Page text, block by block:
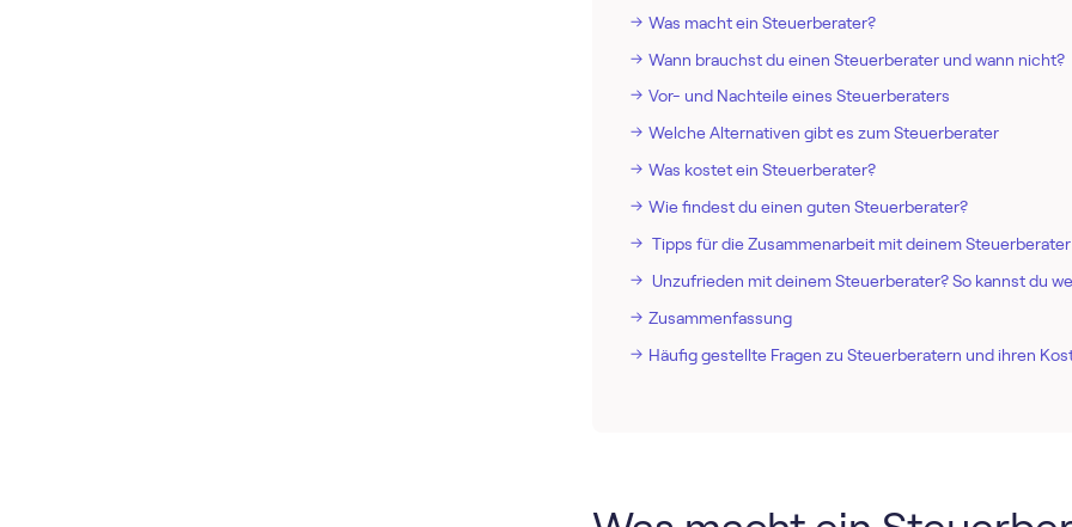
Was macht ein Steuerberater?
Wann brauchst du einen Steuerberater und wann nicht?
Vor- und Nachteile eines Steuerberaters
Welche Alternativen gibt es zum Steuerberater
Was kostet ein Steuerberater?
Wie findest du einen guten Steuerberater?
Tipps für die Zusammenarbeit mit deinem Steuerberater
Unzufrieden mit deinem Steuerberater? So kannst du
Zusammenfassung
Häufig gestellte Fragen zu Steuerberatern und ihren